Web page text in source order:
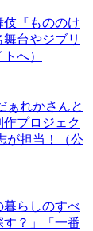
伎『もののけ
台やジブリ
へ）
ぁれかさんと
プロジェク
が担当！（公
らしのすべ
？」「一番